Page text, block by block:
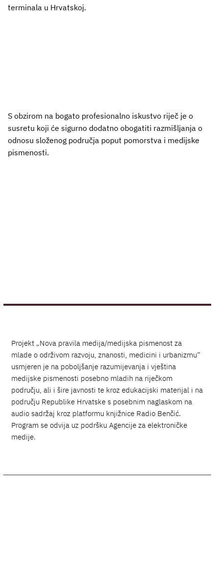
terminala u Hrvatskoj.
S obzirom na bogato profesionalno iskustvo riječ je o
susretu koji će sigurno dodatno obogatiti razmišljanja o
odnosu složenog područja poput pomorstva i medijske
pismenosti.
Projekt „Nova pravila medija/medijska pismenost za
mlade o održivom razvoju, znanosti, medicini i urbanizmu“
usmjeren je na poboljšanje razumijevanja i vještina
medijske pismenosti posebno mladih na riječkom
području, ali i šire javnosti te kroz edukacijski materijal i na
području Republike Hrvatske s posebnim naglaskom na
audio sadržaj kroz platformu knjižnice Radio Benčić.
Program se odvija uz podršku Agencije za elektroničke
medije.